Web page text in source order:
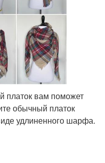
платок вам поможет
обычный платок
удлиненного шарфа.